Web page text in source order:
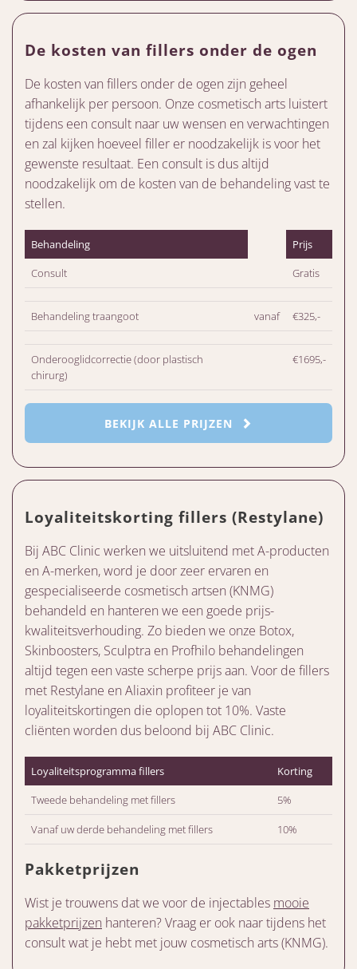
De kosten van fillers onder de ogen
De kosten van fillers onder de ogen zijn geheel
afhankelijk per persoon. Onze cosmetisch arts luistert
tijdens een consult naar uw wensen en verwachtingen
en zal kijken hoeveel filler er noodzakelijk is voor het
gewenste resultaat. Een consult is dus altijd
noodzakelijk om de kosten van de behandeling vast te
stellen.
Behandeling
Prijs
Consult
Gratis
Behandeling traangoot vanaf €325,-
Onderooglidcorrectie (door plastisch
chirurg)
€1695,-
BEKIJK ALLE PRIJZEN
Loyaliteitskorting fillers (Restylane)
Bij ABC Clinic werken we uitsluitend met A-producten
en A-merken, word je door zeer ervaren en
gespecialiseerde cosmetisch artsen (KNMG)
behandeld en hanteren we een goede prijs-
kwaliteitsverhouding. Zo bieden we onze Botox,
Skinboosters, Sculptra en Profhilo behandelingen
altijd tegen een vaste scherpe prijs aan. Voor de fillers
met Restylane en Aliaxin profiteer je van
loyaliteitskortingen die oplopen tot 10%. Vaste
cliënten worden dus beloond bij ABC Clinic.
Loyaliteitsprogramma fillers
Korting
Tweede behandeling met fillers
5%
Vanaf uw derde behandeling met fillers 10%
Pakketprijzen
Wist je trouwens dat we voor de injectables mooie
pakketprijzen hanteren? Vraag er ook naar tijdens het
consult wat je hebt met jouw cosmetisch arts (KNMG).